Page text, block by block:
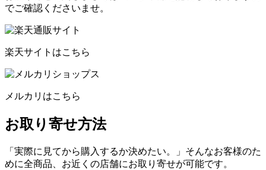
でご確認くださいませ。
楽天サイトはこちら
メルカリはこちら
お取り寄せ方法
「実際に見てから購入するか決めたい。」そんなお客様のた
めに全商品、お近くの店舗にお取り寄せが可能です。